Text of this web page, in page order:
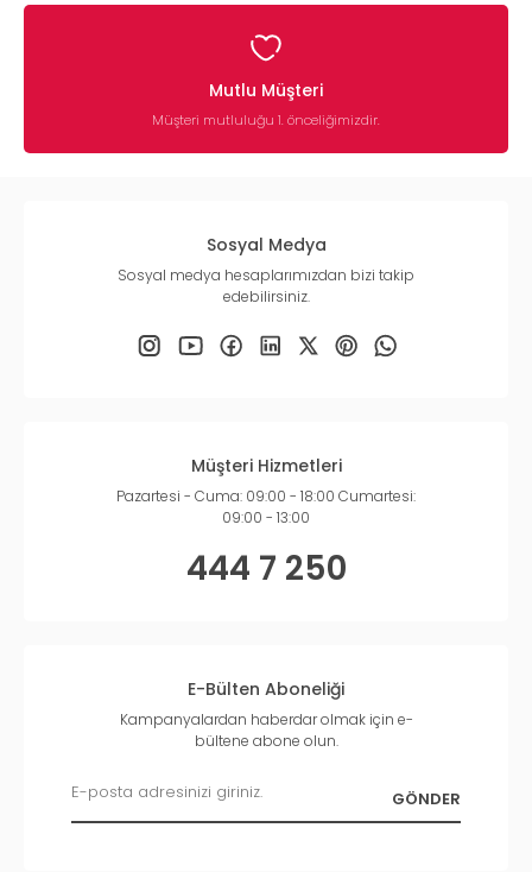
Mutlu Müşteri
Müşteri mutluluğu 1. önceliğimizdir.
Sosyal Medya
Sosyal medya hesaplarımızdan bizi takip
edebilirsiniz.
Müşteri Hizmetleri
Pazartesi - Cuma: 09:00 - 18:00 Cumartesi:
09:00 - 13:00
444 7 250
E-Bülten Aboneliği
Kampanyalardan haberdar olmak için e-
bültene abone olun.